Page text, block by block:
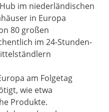
im niederländischen
in Europa
80 großen
im 24-Stunden-
am Folgetag
wie etwa
Produkte.